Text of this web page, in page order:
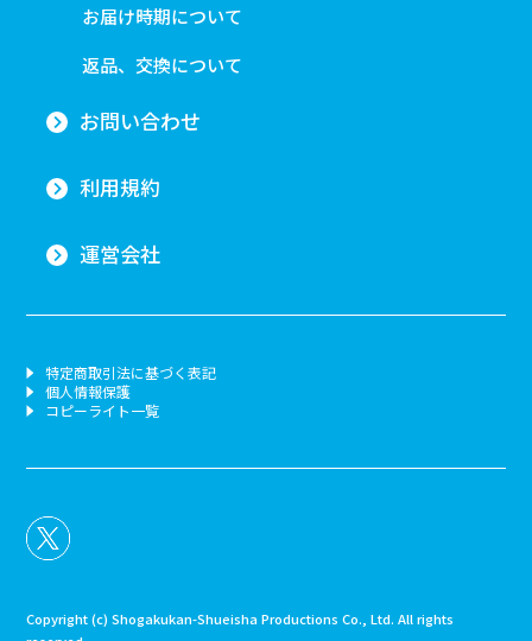
お届け時期について
返品、交換について
お問い合わせ
利用規約
運営会社
特定商取引法に基づく表記
個人情報保護
コピーライト一覧
Copyright (c) Shogakukan-Shueisha Productions Co., Ltd. All rights